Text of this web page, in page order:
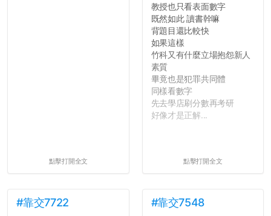
點擊打開全文
教授也只看表面數字
既然如此 讀書幹嘛
背題目還比較快
如果這樣
竹科又有什麼立場抱怨新人
素質
畢竟也是犯罪共同體
同樣看數字
先去學店刷分數再考研
好像才是正解...
點擊打開全文
#靠交7722 #靠交7548